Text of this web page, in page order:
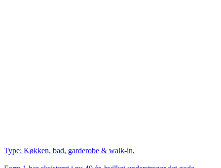
Type: Køkken, bad, garderobe & walk-in,